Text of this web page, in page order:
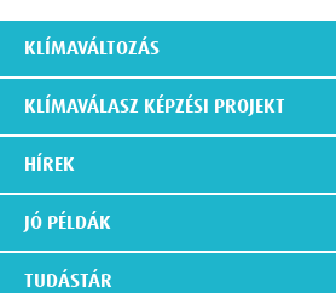
KLÍMAVÁLTOZÁS
KLÍMAVÁLASZ KÉPZÉSI PROJEKT
HÍREK
JÓ PÉLDÁK
TUDÁSTÁR